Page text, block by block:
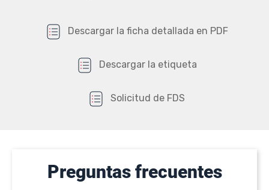
Descargar la ficha detallada en PDF
Descargar la etiqueta
Solicitud de FDS
Preguntas frecuentes